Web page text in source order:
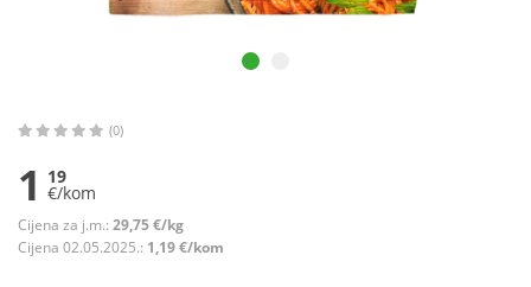
(0)
1 19
€/kom
Cijena za j.m.: 29,75 €/kg
Cijena 02.05.2025.: 1,19 €/kom